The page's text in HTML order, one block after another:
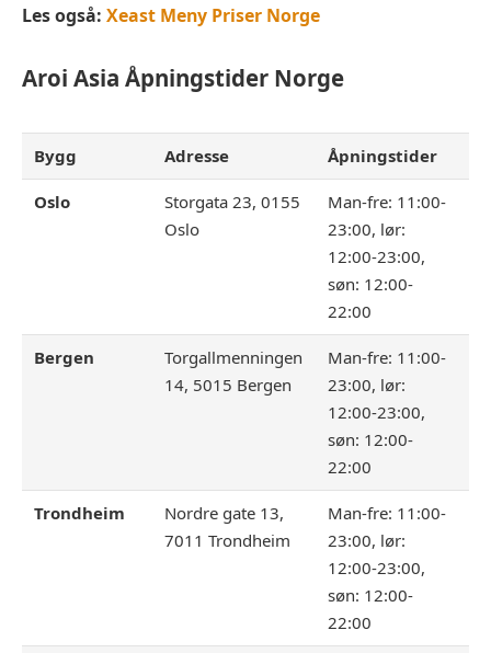
Les også: Xeast Meny Priser Norge
Aroi Asia Åpningstider Norge
Bygg Adresse Åpningstider
Oslo
Storgata 23, 0155
Oslo
Man-fre: 11:00-
23:00, lør:
12:00-23:00,
søn: 12:00-
22:00
Bergen
Torgallmenningen
14, 5015 Bergen
Man-fre: 11:00-
23:00, lør:
12:00-23:00,
søn: 12:00-
22:00
Trondheim
Nordre gate 13,
7011 Trondheim
Man-fre: 11:00-
23:00, lør:
12:00-23:00,
søn: 12:00-
22:00